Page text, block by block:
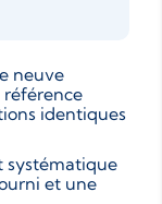
neuve
référence
identiques
systématique
et une